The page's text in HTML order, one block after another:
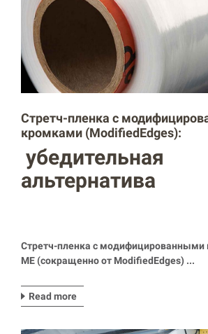
Стретч-пленка с
кромками (ModifiedEdges):
убедительная
альтернатива
Стретч-пленка с
ME (сокращенно от ModifiedEdges) ...
Read more